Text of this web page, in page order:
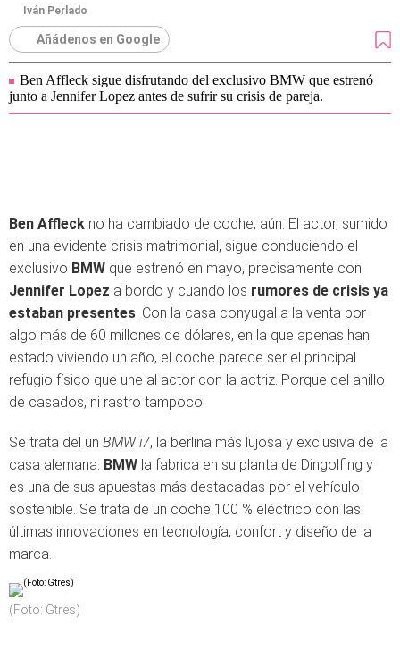
Iván Perlado
Añádenos en Google
Ben Affleck sigue disfrutando del exclusivo BMW que estrenó
junto a Jennifer Lopez antes de sufrir su crisis de pareja.
Ben Affleck no ha cambiado de coche, aún. El actor, sumido
en una evidente crisis matrimonial, sigue conduciendo el
exclusivo BMW que estrenó en mayo, precisamente con
Jennifer Lopez a bordo y cuando los rumores de crisis ya
estaban presentes. Con la casa conyugal a la venta por
algo más de 60 millones de dólares, en la que apenas han
estado viviendo un año, el coche parece ser el principal
refugio físico que une al actor con la actriz. Porque del anillo
de casados, ni rastro tampoco.
Se trata del un BMW i7, la berlina más lujosa y exclusiva de la
casa alemana. BMW la fabrica en su planta de Dingolfing y
es una de sus apuestas más destacadas por el vehículo
sostenible. Se trata de un coche 100 % eléctrico con las
últimas innovaciones en tecnología, confort y diseño de la
marca.
(Foto: Gtres)